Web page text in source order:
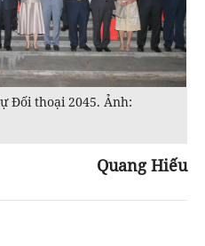
Đối thoại 2045. Ảnh:
Quang Hiếu